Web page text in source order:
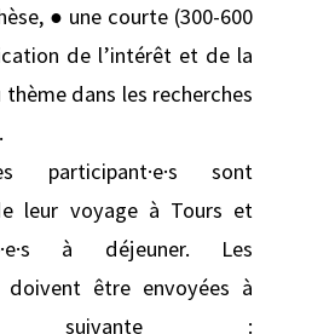
● une courte (300-600
de l’intérêt et de la
dans les recherches
participant·e·s sont
leur voyage à Tours et
à déjeuner. Les
doivent être envoyées à
suivante :